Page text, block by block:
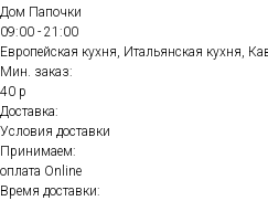
Дом Папочки
09:00 - 21:00
Европейская кухня, Итальянская кухня,
Мин. заказ:
40 р
Доставка:
Условия доставки
Принимаем:
оплата Online
Время доставки: